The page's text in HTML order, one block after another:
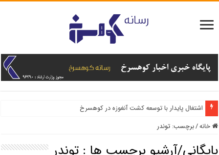
اشتغال پایدار با توسعه کشت آنغوزه در کوهسرخ
خانه/برچسب:توندر
بایگانی/آرشیو برچسب ها :توندر